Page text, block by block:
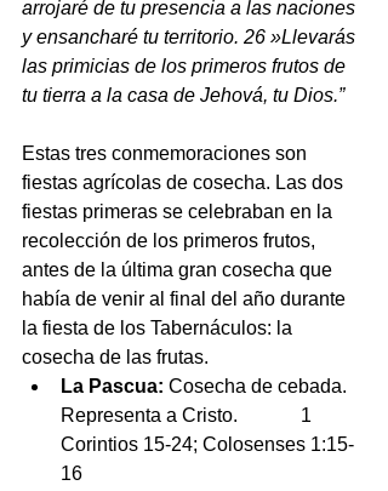
arrojaré de tu presencia a las naciones
y ensancharé tu territorio. 26 »Llevarás
las primicias de los primeros frutos de
tu tierra a la casa de Jehová, tu Dios.”
Estas tres conmemoraciones son
fiestas agrícolas de cosecha. Las dos
fiestas primeras se celebraban en la
recolección de los primeros frutos,
antes de la última gran cosecha que
había de venir al final del año durante
la fiesta de los Tabernáculos: la
cosecha de las frutas.
La Pascua: Cosecha de cebada.
Representa a Cristo.             1
Corintios 15-24; Colosenses 1:15-
16